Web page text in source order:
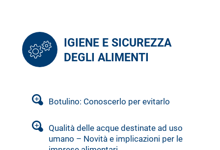
IGIENE E SICUREZZA
DEGLI ALIMENTI
Botulino: Conoscerlo per evitarlo
Qualità delle acque destinate ad uso
umano – Novità e implicazioni per le